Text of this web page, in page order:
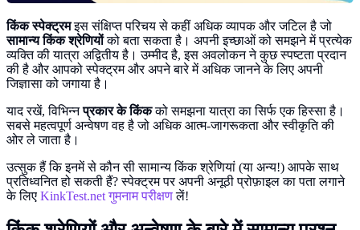
किंक स्पेक्ट्रमइस संक्षिप्त परिचय से कहीं अधिक व्यापक और जटिल है जो
सामान्य किंक श्रेणियोंको बता सकता है। अपनी इच्छाओं को समझने में प्रत्येक
व्यक्ति की यात्रा अद्वितीय है। उम्मीद है, इस अवलोकन ने कुछ स्पष्टता प्रदान
की है और आपको स्पेक्ट्रम और अपने बारे में अधिक जानने के लिए अपनी
जिज्ञासा को जगाया है।
याद रखें, विभिन्नप्रकार के किंकको समझना यात्रा का सिर्फ एक हिस्सा है।
सबसे महत्वपूर्ण अन्वेषण वह है जो अधिक आत्म-जागरूकता और स्वीकृति की
ओर ले जाता है।
उत्सुक हैं कि इनमें से कौन सी सामान्य किंक श्रेणियां (या अन्य!) आपके साथ
प्रतिध्वनित हो सकती हैं? स्पेक्ट्रम पर अपनी अनूठी प्रोफ़ाइल का पता लगाने
के लिए KinkTest.net गुमनाम परीक्षणलें!